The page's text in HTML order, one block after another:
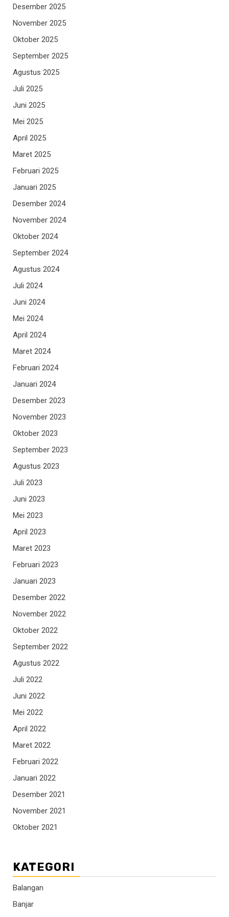
Desember 2025
November 2025
Oktober 2025
September 2025
Agustus 2025
Juli 2025
Juni 2025
Mei 2025
April 2025
Maret 2025
Februari 2025
Januari 2025
Desember 2024
November 2024
Oktober 2024
September 2024
Agustus 2024
Juli 2024
Juni 2024
Mei 2024
April 2024
Maret 2024
Februari 2024
Januari 2024
Desember 2023
November 2023
Oktober 2023
September 2023
Agustus 2023
Juli 2023
Juni 2023
Mei 2023
April 2023
Maret 2023
Februari 2023
Januari 2023
Desember 2022
November 2022
Oktober 2022
September 2022
Agustus 2022
Juli 2022
Juni 2022
Mei 2022
April 2022
Maret 2022
Februari 2022
Januari 2022
Desember 2021
November 2021
Oktober 2021
KATEGORI
Balangan
Banjar